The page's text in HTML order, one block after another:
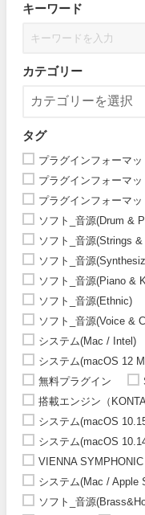
キーワード
カテゴリー
タグ
プラグインフォーマ
プラグインフォーマッ
プラグインフォーマ
ソフト_音源(Drum &
ソフト_音源(Strings
ソフト_音源
ソフト_音源(Piano &
ソフト_音源(Ethnic)
ソフト_音源(Voice &
システム(Mac / Intel)
システム(macOS 12
無料プラグイン
搭載エンジン（
システム(macOS
システム(macOS
VIENNA
システム(Mac / Apple
ソフト_音源